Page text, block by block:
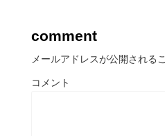
comment
メールアドレスが公開される
コメント